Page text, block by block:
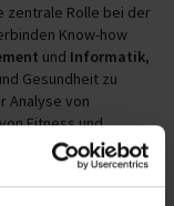
zentrale Rolle bei der
Know-how
und Informatik,
Gesundheit zu
Analyse von
Fitness und